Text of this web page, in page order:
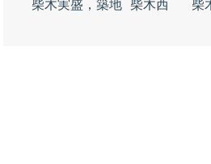
柴木実盛，築地
柴木西 柴